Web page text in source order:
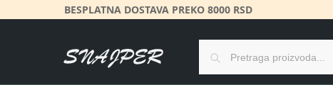
BESPLATNA DOSTAVA PREKO 8000 RSD